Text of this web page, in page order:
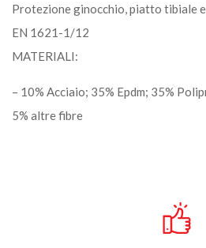
Protezione ginocchio, piatto tibiale
EN 1621-1/12
MATERIALI:
– 10% Acciaio; 35% Epdm; 35%
5% altre fibre